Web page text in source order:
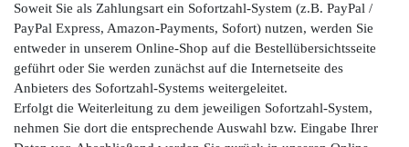
Soweit Sie als Zahlungsart ein Sofortzahl-System (z.B. PayPal /
PayPal Express, Amazon-Payments, Sofort) nutzen, werden Sie
entweder in unserem Online-Shop auf die Bestellübersichtsseite
geführt oder Sie werden zunächst auf die Internetseite des
Anbieters des Sofortzahl-Systems weitergeleitet.
Erfolgt die Weiterleitung zu dem jeweiligen Sofortzahl-System,
nehmen Sie dort die entsprechende Auswahl bzw. Eingabe Ihrer